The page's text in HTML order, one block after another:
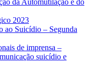
da Automutilação e do
2023
ao Suicídio – Segunda
de imprensa –
suicídio e